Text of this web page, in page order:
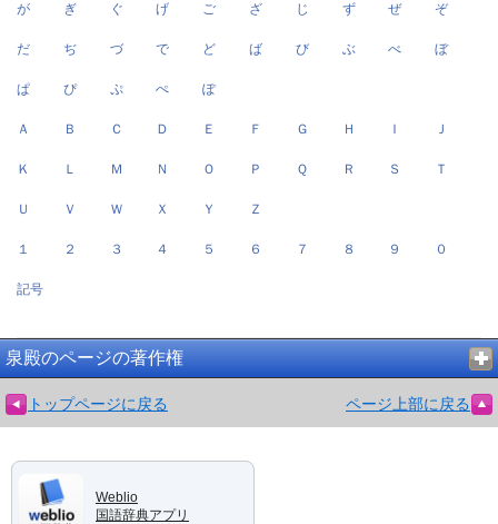
が ぎ ぐ げ ご ざ じ ず ぜ ぞ
だ ぢ づ で ど ば び ぶ べ ぼ
ぱ ぴ ぷ ぺ ぽ
Ａ Ｂ Ｃ Ｄ Ｅ Ｆ Ｇ Ｈ Ｉ Ｊ
Ｋ Ｌ Ｍ Ｎ Ｏ Ｐ Ｑ Ｒ Ｓ Ｔ
Ｕ Ｖ Ｗ Ｘ Ｙ Ｚ
１ ２ ３ ４ ５ ６ ７ ８ ９ ０
記号
泉殿のページの著作権
トップページに戻る ページ上部に戻る
Weblio
国語辞典アプリ